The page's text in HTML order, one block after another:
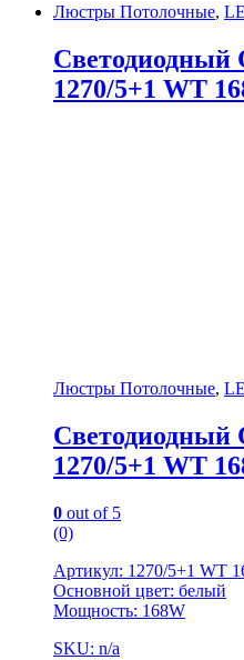
Люстры Потолочные,
Светодиодный
1270/5+1 WT
Люстры Потолочные,
Светодиодный
1270/5+1 WT
0 out of 5
(0)
Артикул: 1270/5+1 WT
Основной цвет: белый
Мощность: 168W
SKU: n/a